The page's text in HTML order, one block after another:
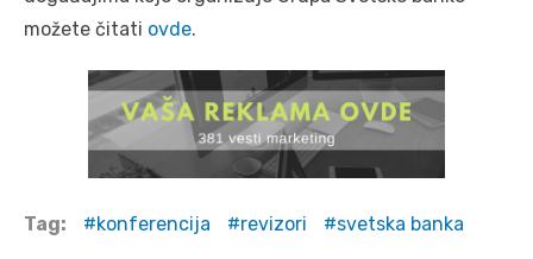
možete čitati ovde.
Tag: konferencija revizori svetska banka